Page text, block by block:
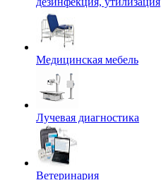
Медицинская мебель
Лучевая диагностика
Ветеринария